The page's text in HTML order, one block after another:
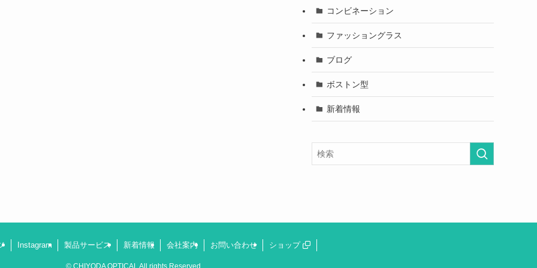
コンビネーション
ファッショングラス
ブログ
ボストン型
新着情報
Instagram 製品サービス 新着情報 会社案内 お問い合わせ ショップ
© CHIYODA OPTICAL All rights Reserved.